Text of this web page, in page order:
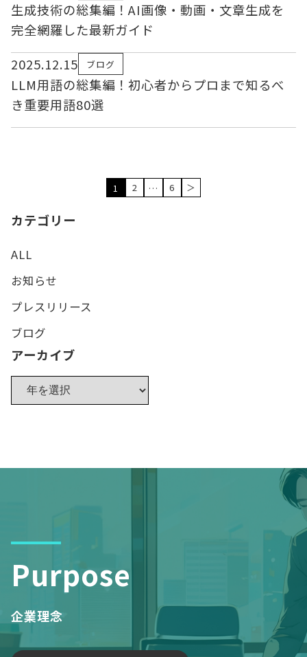
生成技術の総集編！AI画像・動画・文章生成を
完全網羅した最新ガイド
2025.12.15
ブログ
LLM用語の総集編！初心者からプロまで知るべ
き重要用語80選
1 2 … 6 ＞
カテゴリー
ALL
お知らせ
プレスリリース
ブログ
アーカイブ
Purpose
企業理念